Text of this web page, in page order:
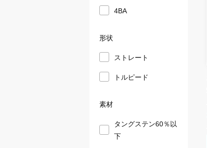
4BA
形状
ストレート
トルピード
素材
タングステン60％以
下